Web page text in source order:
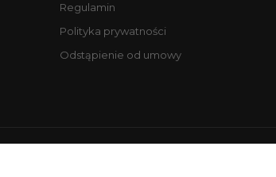
Regulamin
Polityka prywatności
Odstąpienie od umowy